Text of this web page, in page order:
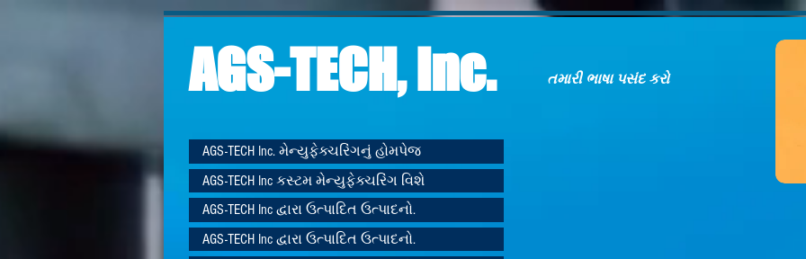
AGS-TECH, Inc.
AGS-TECH Inc. મેન્યુફેક્ચરિંગનું હોમપેજ
AGS-TECH Inc કસ્ટમ મેન્યુફેક્ચરિંગ વિશે
AGS-TECH Inc દ્વારા ઉત્પાદિત ઉત્પાદનો.
AGS-TECH Inc દ્વારા ઉત્પાદિત ઉત્પાદનો.
તમારી ભાષા પસંદ કરો